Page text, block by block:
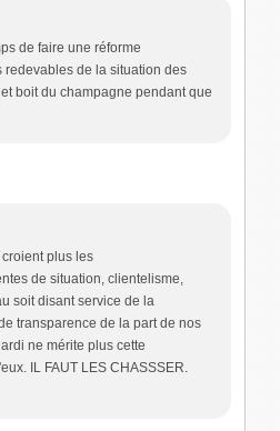
de faire une réforme
de la situation des
boit du champagne pendant que
plus les
de situation, clientelisme,
soit disant service de la
transparence de la part de nos
ne mérite plus cette
IL FAUT LES CHASSSER.